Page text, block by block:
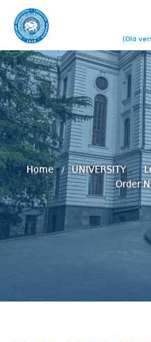
(Old
Home UNIVERSITY
Order